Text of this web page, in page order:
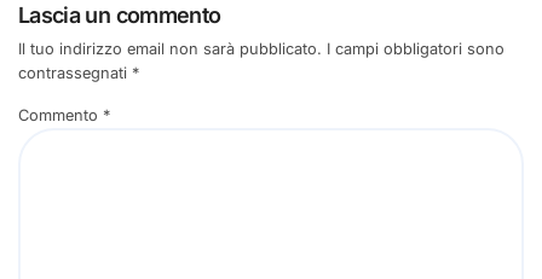
Lascia un commento
Il tuo indirizzo email non sarà pubblicato. I campi obbligatori sono
contrassegnati *
Commento *